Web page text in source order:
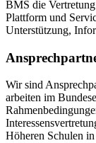
BMS die
Plattform und
Unterstützung,
Wir sind
arbeiten im
Höheren Schulen